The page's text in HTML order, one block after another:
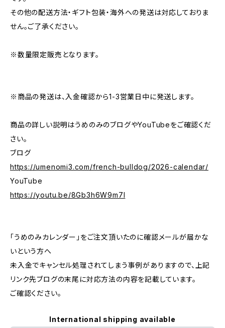
その他の配送方法・ギフト包装・海外への発送は対応しておりま
せん。ご了承ください。
※数量限定販売となります。
※商品の発送は、入金確認から1-3営業日中に発送します。
商品の詳しい説明はうめのみのブログやYouTubeをご確認くだ
さい。
ブログ
https://umenomi3.com/french-bulldog/2026-calendar/
YouTube
https://youtu.be/8Gb3h6W9m7I
「うめのみカレンダー」をご注文頂いたのに確認メールが届かな
いという方へ
未入金でキャンセル処理されてしまう事例がありますので、上記
リンク先ブログの末尾に対応方法の内容を記載しています。
ご確認ください。
International shipping available